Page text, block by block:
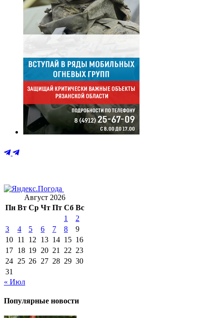
Август 2026
Пн Вт Ср Чт Пт Сб Вс
1
2
3
4 5 6 7 8
9
10 11 12 13 14 15 16
17 18 19 20 21 22 23
24 25 26 27 28 29 30
31
« Июл
Популярные новости